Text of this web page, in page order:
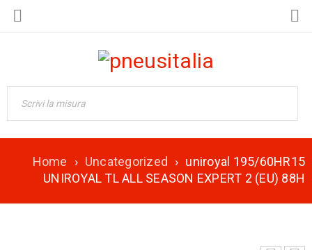
Home › Uncategorized › uniroyal 195/60HR15
UNIROYAL TL ALL SEASON EXPERT 2 (EU) 88H